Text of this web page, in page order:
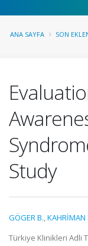
ANA SAYFA SON
Study
GÖGER B.,KAHRİMAN
Türkiye Klinikleri Adli